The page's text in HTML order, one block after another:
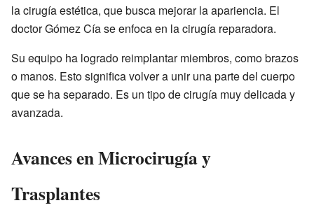
la cirugía estética, que busca mejorar la apariencia. El
doctor Gómez Cía se enfoca en la cirugía reparadora.
Su equipo ha logrado reimplantar miembros, como brazos
o manos. Esto significa volver a unir una parte del cuerpo
que se ha separado. Es un tipo de cirugía muy delicada y
avanzada.
Avances en Microcirugía y
Trasplantes